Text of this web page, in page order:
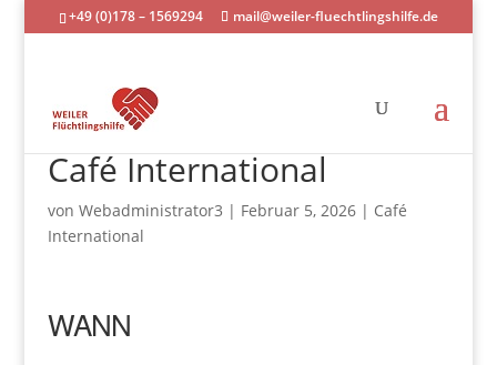
+49 (0)178 – 1569294 mail@weiler-fluechtlingshilfe.de
Café International
von Webadministrator3 | Februar 5, 2026| Café
International
WANN